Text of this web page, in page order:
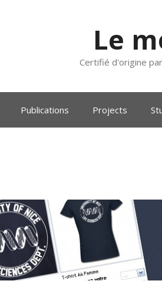
Le
Certifié d'origine
Publications Projects